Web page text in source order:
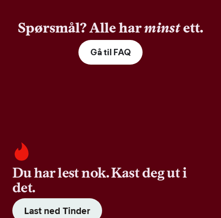
Spørsmål? Alle harminstett.
Gå til FAQ
Du har lest nok. Kast deg ut i
det.
Last ned Tinder